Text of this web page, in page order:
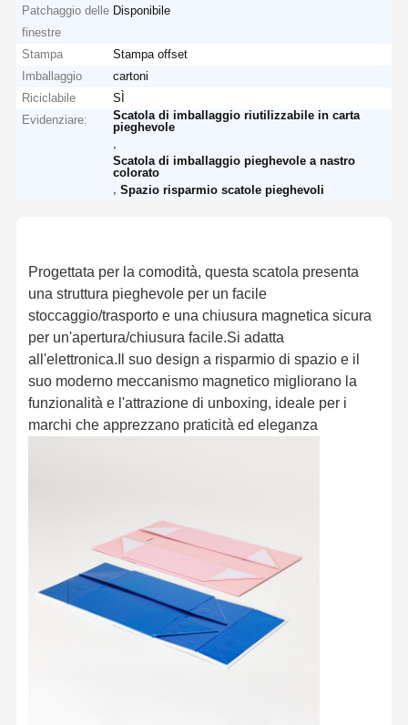
Patchaggio delle
finestre
Disponibile
Stampa
Stampa offset
Imballaggio
cartoni
Riciclabile
SÌ
Evidenziare:
Scatola di imballaggio riutilizzabile in carta
pieghevole
Scatola di imballaggio pieghevole a nastro
colorato
,Spazio risparmio scatole pieghevoli
Progettata per la comodità, questa scatola presenta
una struttura pieghevole per un facile
stoccaggio/trasporto e una chiusura magnetica sicura
per un'apertura/chiusura facile.Si adatta
all'elettronica.Il suo design a risparmio di spazio e il
suo moderno meccanismo magnetico migliorano la
funzionalità e l'attrazione di unboxing, ideale per i
marchi che apprezzano praticità ed eleganza